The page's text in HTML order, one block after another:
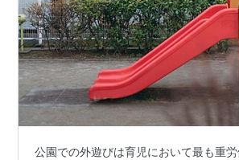
公園での外遊びは育児において最も重